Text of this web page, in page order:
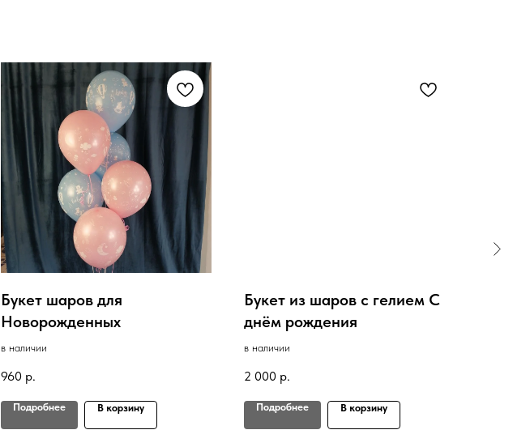
Букет шаров для
Новорожденных
в наличии
960 р.
Подробнее В корзину
Букет из шаров с гелием С
днём рождения
в наличии
2 000 р.
Подробнее В корзину